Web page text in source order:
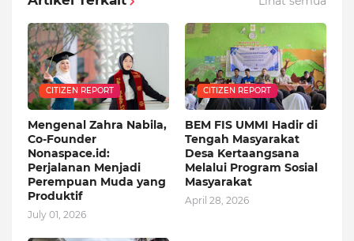
CITIZEN REPORT
Mengenal Zahra Nabila,
Co-Founder
Nonaspace.id:
Perjalanan Menjadi
Perempuan Muda yang
Produktif
July 01, 2026
CITIZEN REPORT
BEM FIS UMMI Hadir di
Tengah Masyarakat
Desa Kertaangsana
Melalui Program Sosial
Masyarakat
April 28, 2026